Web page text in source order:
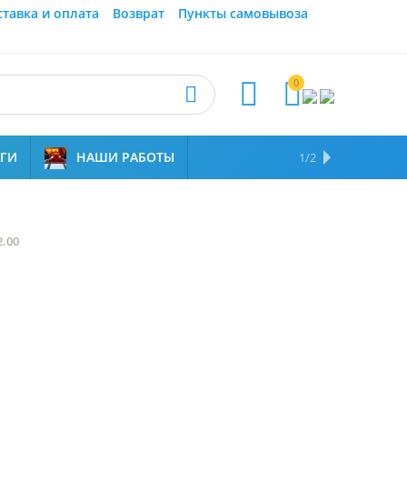
и оплата Возврат
Пункты самовывоза
0



НАШИ РАБОТЫ НАМ ДОВЕРЯЮТ
1/2